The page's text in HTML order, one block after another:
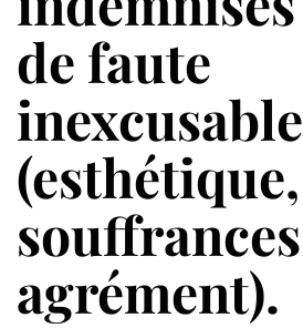
de faute
inexcusable
(esthétique,
agrément).